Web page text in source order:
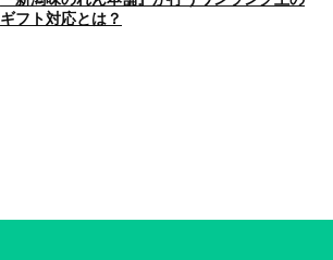
ギフト対応とは？